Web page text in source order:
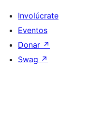
Involúcrate
Eventos
Donar ↗
Swag ↗